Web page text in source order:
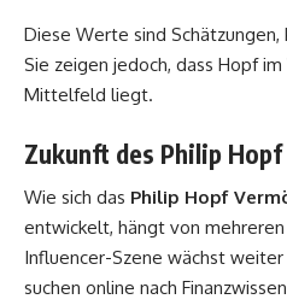
Diese Werte sind
Sie zeigen jedoch, dass Hopf
Mittelfeld liegt.
Zukunft des Philip
Wie sich das Philip Hopf
entwickelt, hängt von mehreren
Influencer-Szene wächst
suchen online nach